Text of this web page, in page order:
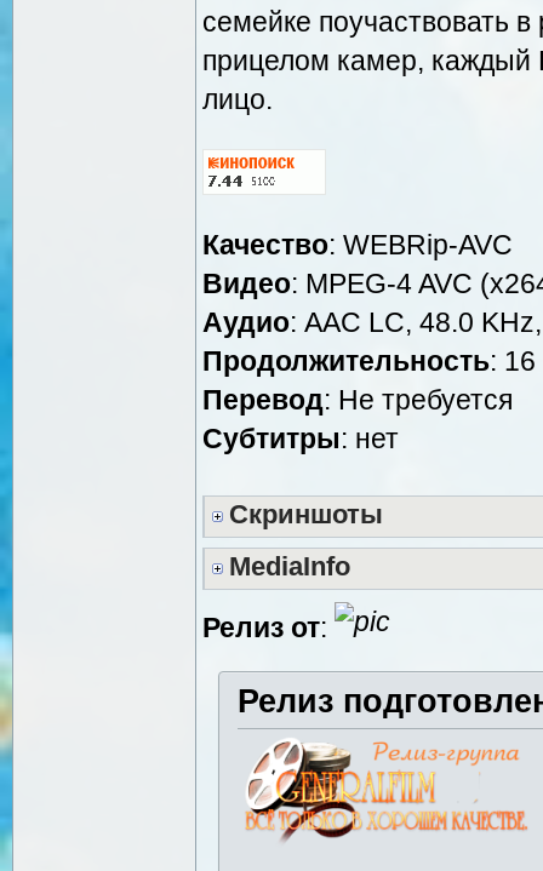
семейке поучаствовать
прицелом камер, каждый
лицо.
Качество: WEBRip-AVC
Видео: MPEG-4 AVC
Аудио: AAC LC, 48.0
Продолжительность:
Перевод: Не требуется
Cубтитры: нет
Скриншоты
MediaInfo
Релиз от:
Релиз